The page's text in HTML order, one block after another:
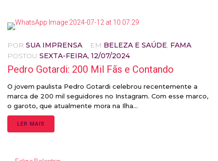
POR SUA IMPRENSA EM BELEZA E SAÚDE, FAMA
POSTOU SEXTA-FEIRA, 12/07/2024
Pedro Gotardi: 200 Mil Fãs e Contando
O jovem paulista Pedro Gotardi celebrou recentemente a
marca de 200 mil seguidores no Instagram. Com esse marco,
o garoto, que atualmente mora na Ilha...
LER MAIS